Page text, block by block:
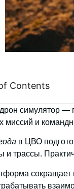
Contents
симулятор —
миссий и
в ЦВО
и трассы.
сокращает